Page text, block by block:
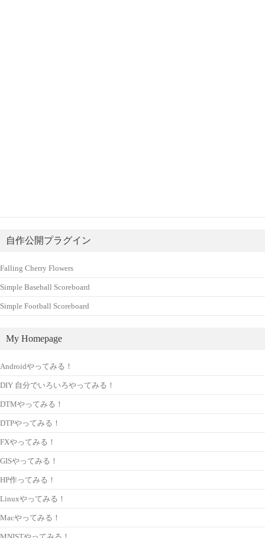
自作公開プラグイン
Falling Cherry Flowers
Simple Baseball Scoreboard
Simple Football Scoreboard
My Homepage
Androidやってみる！
DIY 自分でいろいろやってみる！
DTMやってみる！
DTPやってみる！
FXやってみる！
GISやってみる！
HP作ってみる！
Linuxやってみる！
Macやってみる！